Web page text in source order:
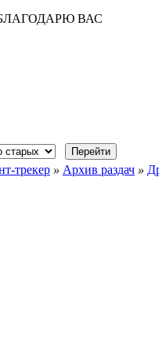
ВАС
трекер » Архив раздач »